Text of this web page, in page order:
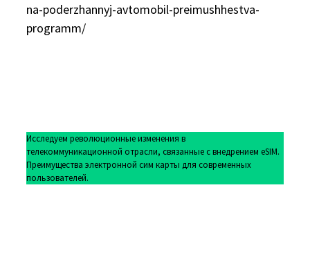
na-poderzhannyj-avtomobil-preimushhestva-
programm/
Исследуем революционные изменения в
телекоммуникационной отрасли, связанные с внедрением eSIM.
Преимущества электронной сим карты для современных
пользователей.